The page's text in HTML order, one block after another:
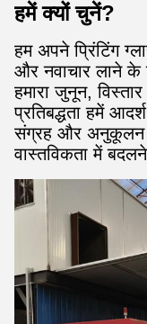
हमें क्यों चुनें?
हम अपने प्रिंटिंग
और नवाचार लाने के
हमारा जुनून,
प्रतिबद्धता हमें
संग्रह और अनुकूलन
वास्तविकता में